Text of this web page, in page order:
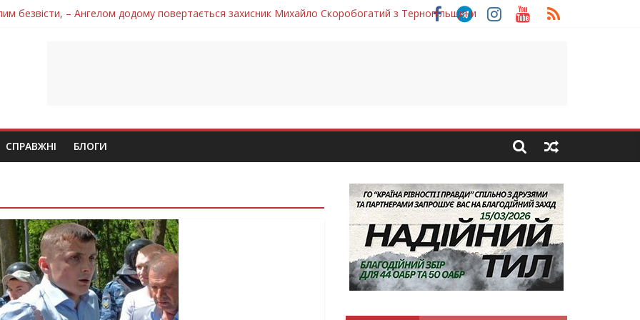
безвісти, – Ангелом додому повертається захисник Михайло Скоробогатий з Тернопільщини
захисника Володимира Вельму
Петро Федів повертається до рідного дому «на щиті»
втратила захисника Володимира Дичку
СПРАВЖНІ БЛОГИ